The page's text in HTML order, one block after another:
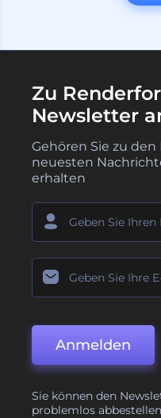
Zu
Newsletter
Gehören Sie zu
neuesten
erhalten
Anmelden
Sie können den
problemlos